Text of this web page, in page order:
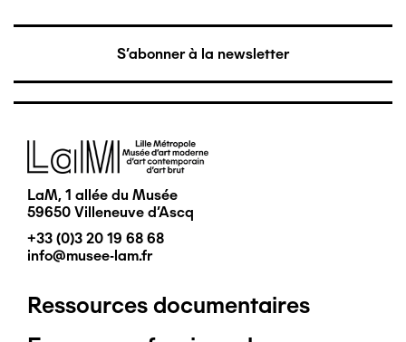
S'abonner à la newsletter
Image
LaM, 1 allée du Musée
59650 Villeneuve d'Ascq
+33 (0)3 20 19 68 68
info@musee-lam.fr
Pied
Ressources documentaires